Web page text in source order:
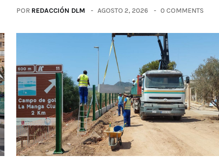
POR REDACCIÓN DLM AGOSTO 2, 2026 0 COMMENTS